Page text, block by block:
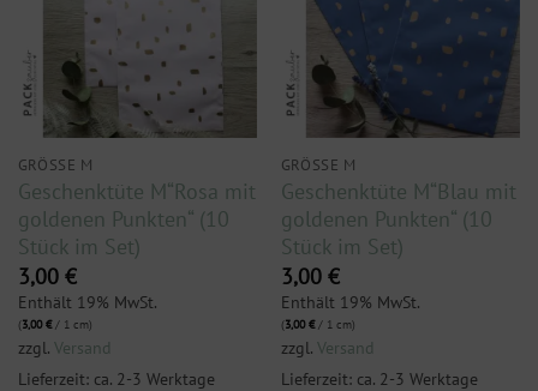
GRÖSSE M
Geschenktüte M“Rosa mit
goldenen Punkten“ (10
Stück im Set)
3,00 €
Enthält 19% MwSt.
(3,00€/ 1 cm)
zzgl. Versand
Lieferzeit: ca. 2-3 Werktage
GRÖSSE M
Geschenktüte M“Blau mit
goldenen Punkten“ (10
Stück im Set)
3,00 €
Enthält 19% MwSt.
(3,00€/ 1 cm)
zzgl. Versand
Lieferzeit: ca. 2-3 Werktage